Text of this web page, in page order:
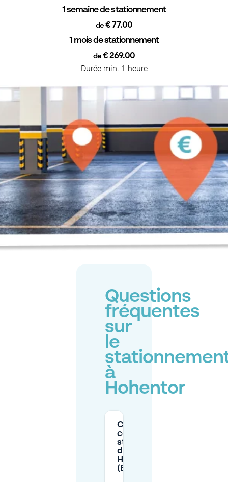
1 semaine de stationnement
de € 77.00
1 mois de stationnement
de € 269.00
Durée min. 1 heure
Questions
fréquentes
sur
le
à
Hohentor
Combien
coûte le
stationnement
dans la rue à
Hohentor
(Brême) ?